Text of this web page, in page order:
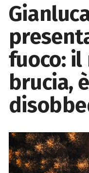
fuoco: il
brucia,